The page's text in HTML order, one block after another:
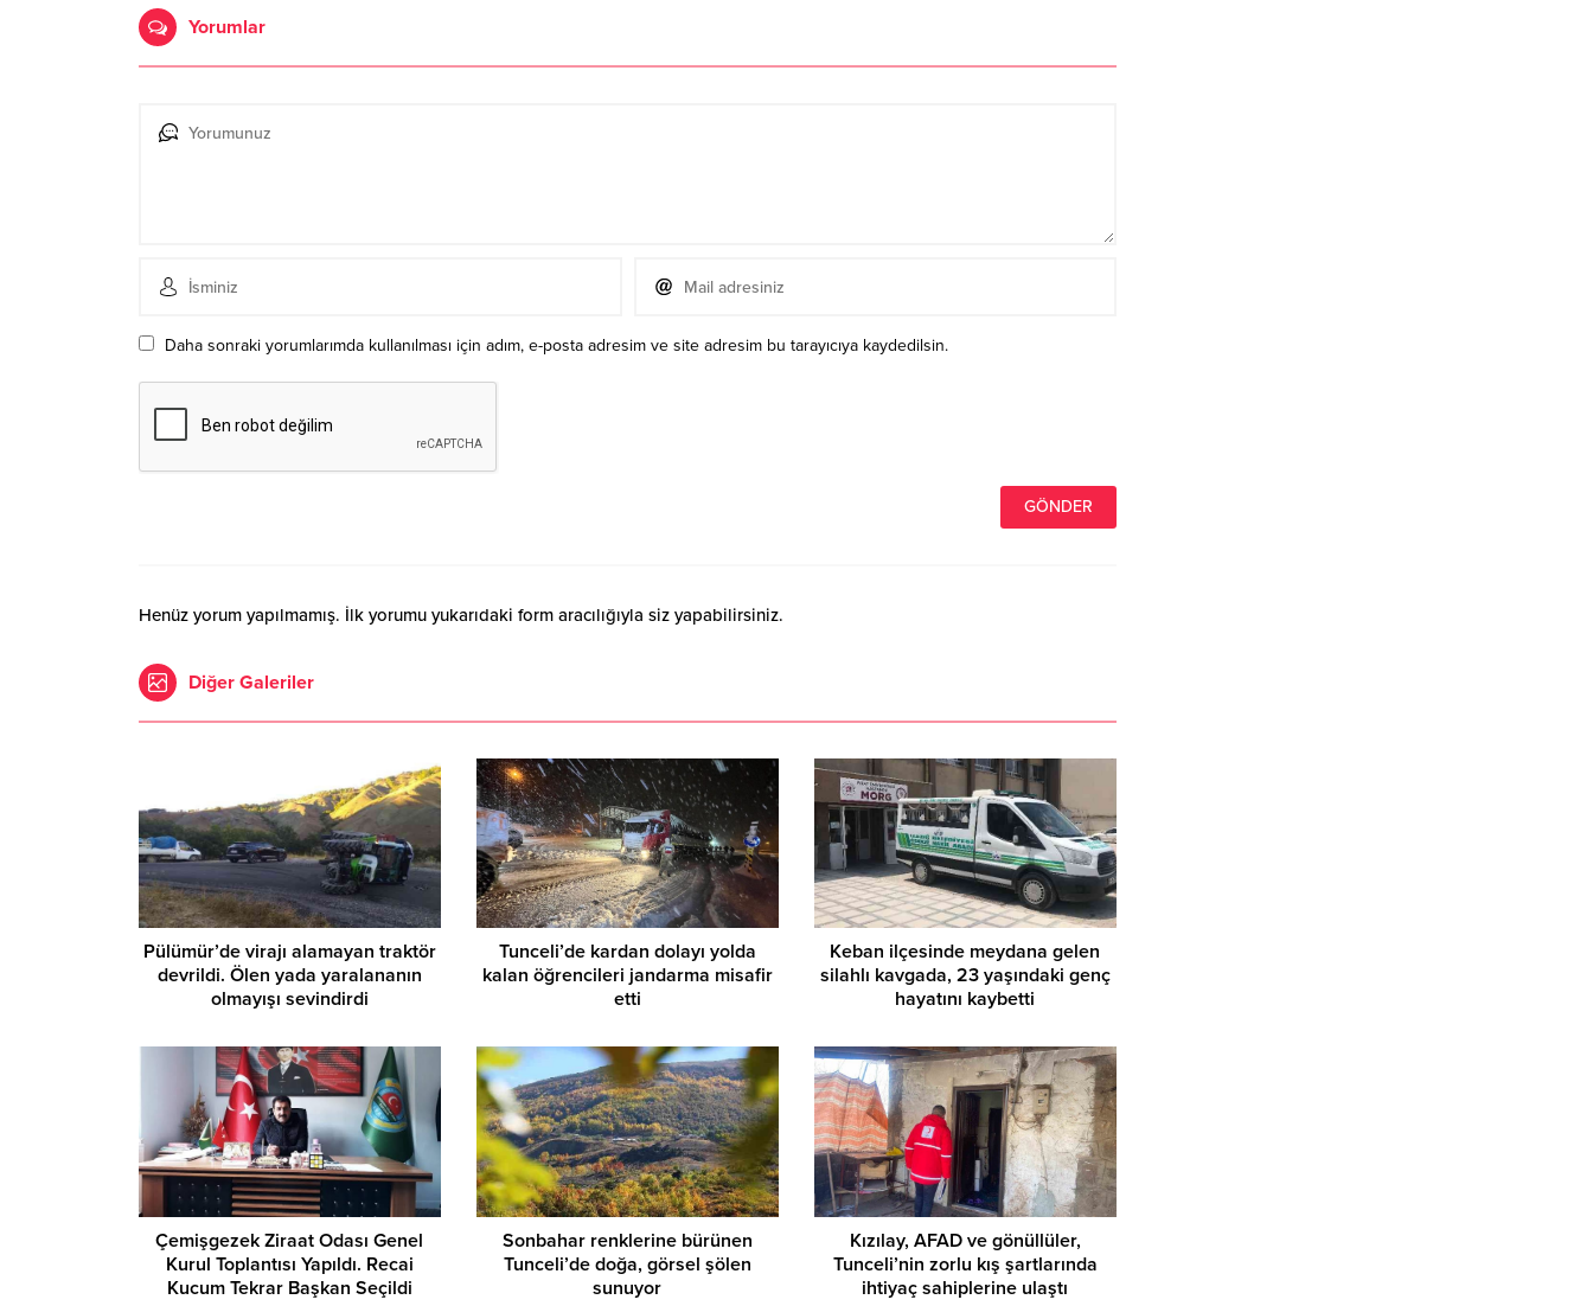
Yorumlar
Daha sonraki yorumlarımda kullanılması için adım, e-posta adresim ve site adresim bu tarayıcıya kaydedilsin.
Henüz yorum yapılmamış. İlk yorumu yukarıdaki form aracılığıyla siz yapabilirsiniz.
Diğer Galeriler
Pülümür’de virajı alamayan traktör
devrildi. Ölen yada yaralananın
olmayışı sevindirdi
Tunceli’de kardan dolayı yolda
kalan öğrencileri jandarma misafir
etti
Keban ilçesinde meydana gelen
silahlı kavgada, 23 yaşındaki genç
hayatını kaybetti
Çemişgezek Ziraat Odası Genel
Kurul Toplantısı Yapıldı. Recai
Kucum Tekrar Başkan Seçildi
Sonbahar renklerine bürünen
Tunceli’de doğa, görsel şölen
sunuyor
Kızılay, AFAD ve gönüllüler,
Tunceli’nin zorlu kış şartlarında
ihtiyaç sahiplerine ulaştı